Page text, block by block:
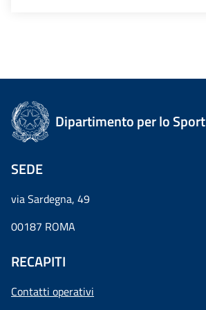
Dipartimento per lo Sport
SEDE
via Sardegna, 49
00187 ROMA
RECAPITI
Contatti operativi